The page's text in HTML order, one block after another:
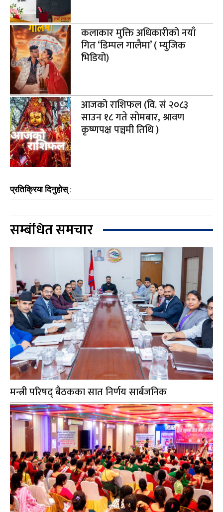
कलाकार मुक्ति अधिकारीको नयाँ
गित ‘डिम्पल गालैमा’ ( म्युजिक
भिडियो)
आजको राशिफल (वि. सं २०८३
साउन १८ गते सोमबार, श्रावण
कृष्णपक्ष पञ्चमी तिथि )
प्रतिक्रिया दिनुहोस् :
सम्बंधित समचार
मन्त्री परिषद् बैठकका सात निर्णय सार्बजनिक